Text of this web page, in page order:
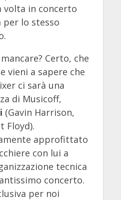
volta in concerto
per lo stesso
Certo, che
vieni a sapere che
ci sarà una
di Musicoff,
(Gavin Harrison,
Floyd).
approfittato
con lui a
tecnica
concerto.
per noi